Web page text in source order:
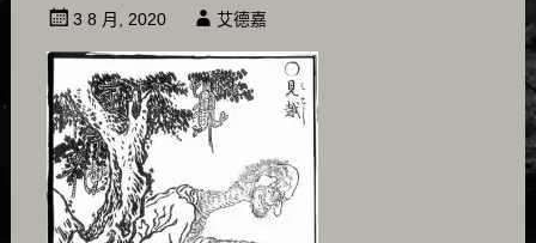
3 8 月, 2020 艾德嘉